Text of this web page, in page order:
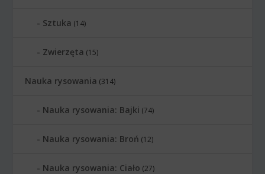
Sztuka (14)
Zwierzęta (15)
Nauka rysowania (314)
Nauka rysowania: Bajki (74)
Nauka rysowania: Broń (12)
Nauka rysowania: Ciało (27)